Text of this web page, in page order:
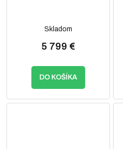
Skladom
5 799 €
DO KOŠÍKA